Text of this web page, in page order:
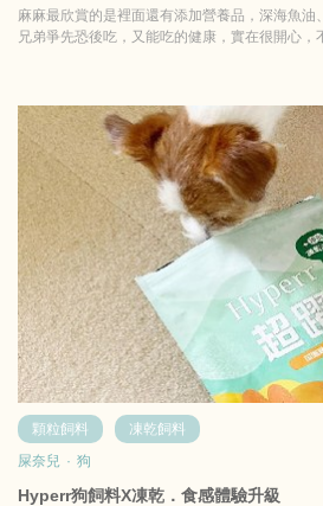
麻麻最欣賞的是裡面還有添加營養品，深海魚油
兄弟爭先恐後吃，又能吃的健康，實在很開心，
顆粒飼料
凍乾飼料
屎奈兒 · 狗
Hyperr狗飼料X凍乾．食感體驗升級